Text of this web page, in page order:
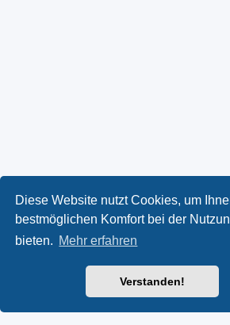
Diese Website nutzt Cookies, um
bestmöglichen Komfort bei der
bieten. Mehr erfahren
Verstanden!